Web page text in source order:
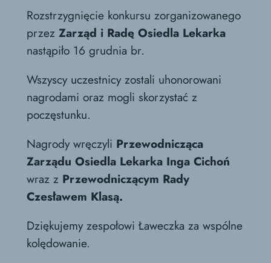
Rozstrzygnięcie konkursu zorganizowanego
przez Zarząd i Radę Osiedla Lekarka
nastąpiło 16 grudnia br.
Wszyscy uczestnicy zostali uhonorowani
nagrodami oraz mogli skorzystać z
poczęstunku.
Nagrody wręczyli Przewodnicząca
Zarządu Osiedla Lekarka Inga Cichoń
wraz z Przewodniczącym Rady
Czesławem Klasą.
Dziękujemy zespołowi Ławeczka za wspólne
kolędowanie.